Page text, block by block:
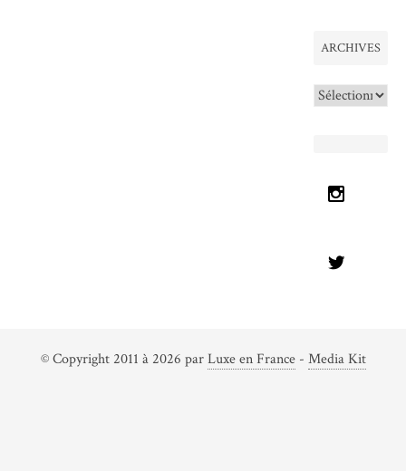
ARCHIVES
Archives
© Copyright 2011 à 2026 parLuxe en France- Media Kit